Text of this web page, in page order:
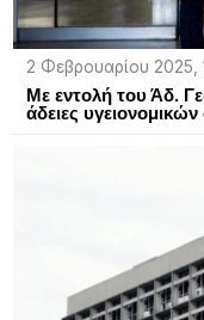
2 Φεβρουαρίου 2025,
Με εντολή του Άδ.
άδειες